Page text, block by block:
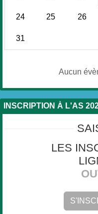
24 25 26
31
Aucun
INSCRIPTION À L'AS
LES